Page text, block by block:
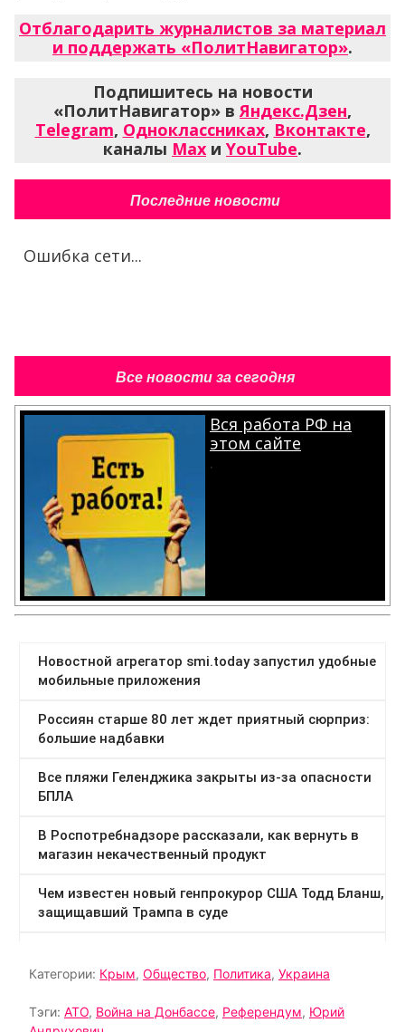
Отблагодарить журналистов за материал
и поддержать «ПолитНавигатор».
Подпишитесь на новости
«ПолитНавигатор» вЯндекс.Дзен,
Telegram, Одноклассниках, Вконтакте,
каналы Max и YouTube.
Последние новости
Ошибка сети...
Все новости за сегодня
Вся работа РФ на
этом сайте
.
Категории: Крым, Общество, Политика, Украина
Тэги: АТО, Война на Донбассе, Референдум, Юрий